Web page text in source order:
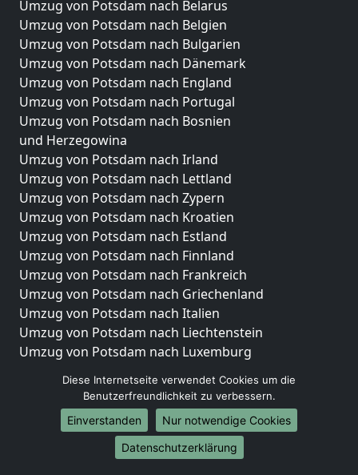
Umzug von Potsdam nach Belarus
Umzug von Potsdam nach Belgien
Umzug von Potsdam nach Bulgarien
Umzug von Potsdam nach Dänemark
Umzug von Potsdam nach England
Umzug von Potsdam nach Portugal
Umzug von Potsdam nach Bosnien
und Herzegowina
Umzug von Potsdam nach Irland
Umzug von Potsdam nach Lettland
Umzug von Potsdam nach Zypern
Umzug von Potsdam nach Kroatien
Umzug von Potsdam nach Estland
Umzug von Potsdam nach Finnland
Umzug von Potsdam nach Frankreich
Umzug von Potsdam nach Griechenland
Umzug von Potsdam nach Italien
Umzug von Potsdam nach Liechtenstein
Umzug von Potsdam nach Luxemburg
Umzug von Potsdam nach Norwegen
Umzüge-Deutschlandweit
Umzug von Potsdam nach Berlin
Diese Internetseite verwendet Cookies um die
Benutzerfreundlichkeit zu verbessern.
Einverstanden
Nur notwendige Cookies
Datenschutzerklärung